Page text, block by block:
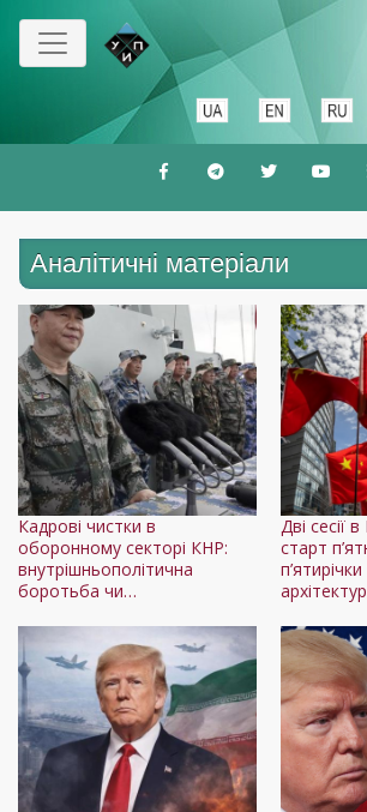
Перейти
до
основного
вмісту
Аналітичні матеріали
Кадрові чистки в
оборонному секторі КНР:
внутрішньополітична
боротьба чи…
Дві сесії
старт